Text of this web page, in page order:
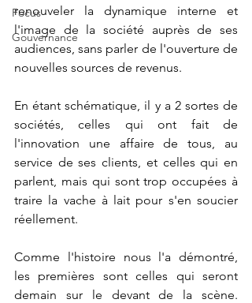
Focus
Gouvernance
renouveler la dynamique interne et
l'image de la société auprès de ses
audiences, sans parler de l'ouverture de
nouvelles sources de revenus.
En étant schématique, il y a 2 sortes de
sociétés, celles qui ont fait de
l'innovation une affaire de tous, au
service de ses clients, et celles qui en
parlent, mais qui sont trop occupées à
traire la vache à lait pour s'en soucier
réellement.
Comme l'histoire nous l'a démontré,
les premières sont celles qui seront
demain sur le devant de la scène.